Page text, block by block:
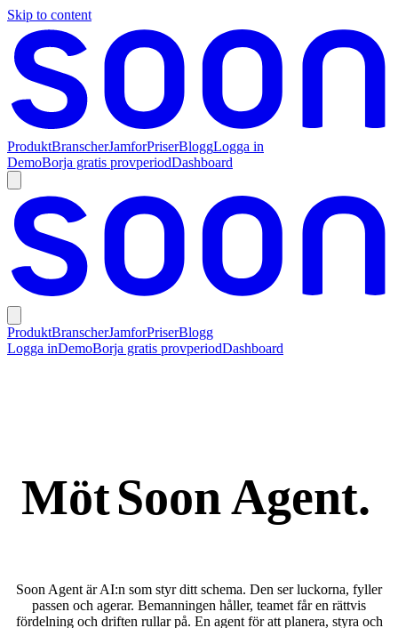
Skip to content
ProduktBranscherJamforPriserBloggLogga in
DemoBorja gratis provperiodDashboard
ProduktBranscherJamforPriserBlogg
Logga inDemoBorja gratis provperiodDashboard
MötSoon Agent.
Soon Agent är AI:n som styr ditt schema. Den ser luckorna, fyller
passen och agerar. Bemanningen håller, teamet får en rättvis
fördelning och driften rullar på. En agent för att planera, styra och